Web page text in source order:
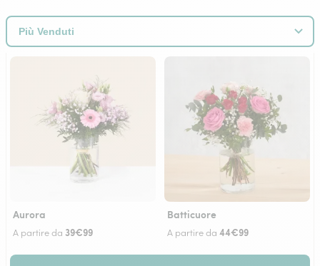
Aurora
A partire da 39€99
Batticuore
A partire da 44€99